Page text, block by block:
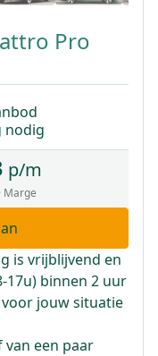
Pro
nodig
p/m
· Marge
is vrijblijvend en
17u) binnen 2 uur
jouw situatie
een paar